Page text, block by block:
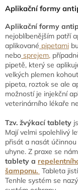
Aplikační formy
Aplikační formy
nejoblíbenějším patří
aplikované pipetami
nebo sprejem,
pipetě, který se
velkých plemen
pipeta, roztok se ale
možností je injekční
veterinárního lékaře
Tzv. žvýkací tablety
Mají velmi spolehlivý
přisát a nasát
uhyne. Z praxe se
tablety a
šamponu. Tableta
Tenhle systém se